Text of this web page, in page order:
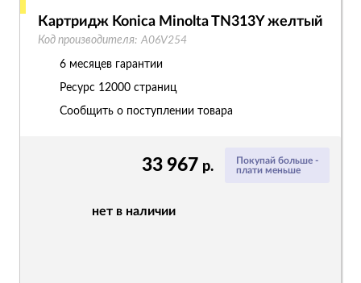
Покупай больше -
плати меньше
33 967 р.
нет в наличии
Картридж Konica Minolta TN313Y желтый
Код производителя: A06V254
6 месяцев гарантии
Ресурс 12000 страниц
Сообщить о поступлении товара